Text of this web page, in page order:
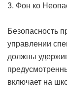
3. Фон ко
Безопасность
управлении
должны
включает на